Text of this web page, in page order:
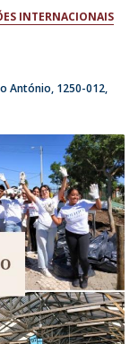
INTERNACIONAIS
António 1250-012